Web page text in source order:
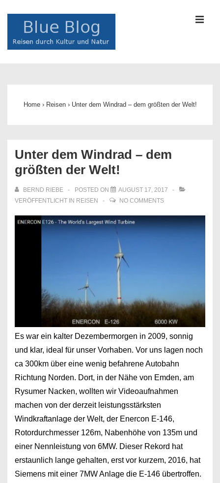
Home › Reisen › Unter dem Windrad – dem größten der Welt!
Unter dem Windrad – dem
größten der Welt!
BERND RIEBE POSTED ON
AUGUST 17, 2017
VERÖFFENTLICHT IN REISEN NO COMMENTS
Es war ein kalter Dezembermorgen in 2009, sonnig
und klar, ideal für unser Vorhaben. Vor uns lagen noch
ca 300km über eine wenig befahrene Autobahn
Richtung Norden. Dort, in der Nähe von Emden, am
Rysumer Nacken, wollten wir Videoaufnahmen
machen von der derzeit leistungsstärksten
Windkraftanlage der Welt, der Enercon E-146,
Rotordurchmesser 126m, Nabenhöhe von 135m und
einer Nennleistung von 6MW. Dieser Rekord hat
erstaunlich lange gehalten, erst vor kurzem, 2016, hat
Siemens mit einer 7MW Anlage die E-146 übertroffen.